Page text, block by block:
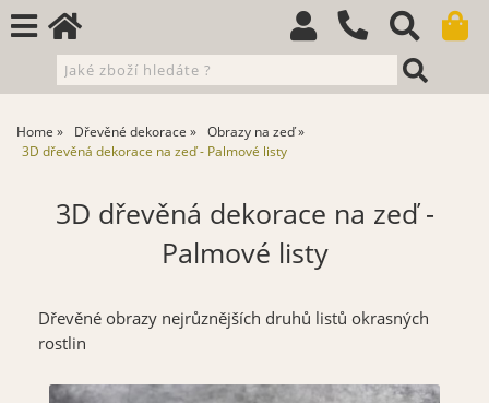
Home Dřevěné dekorace
Obrazy na zeď
3D dřevěná dekorace na zeď - Palmové listy
3D dřevěná dekorace na zeď -
Palmové listy
Dřevěné obrazy nejrůznějších druhů listů okrasných
rostlin